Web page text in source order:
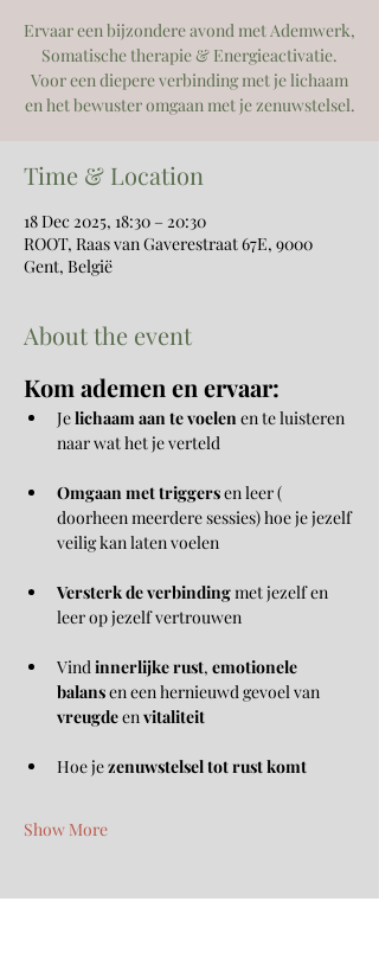
Ervaar een bijzondere avond met Ademwerk,
Somatische therapie & Energieactivatie.
Voor een diepere verbinding met je lichaam
en het bewuster omgaan met je zenuwstelsel.
Time & Location
18 Dec 2025, 18:30 – 20:30
ROOT, Raas van Gaverestraat 67E, 9000
Gent, België
About the event
Kom ademen en ervaar:
Je lichaam aan te voelen en te luisteren
naar wat het je verteld
Omgaan met triggers en leer (
doorheen meerdere sessies) hoe je jezelf
veilig kan laten voelen
Versterk de verbinding met jezelf en
leer op jezelf vertrouwen
Vind innerlijke rust, emotionele
balans en een hernieuwd gevoel van
vreugde en vitaliteit
Hoe je zenuwstelsel tot rust komt
Show More